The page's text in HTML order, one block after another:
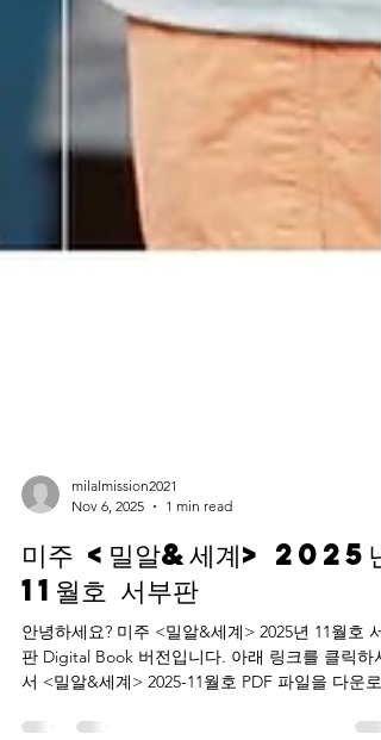
milalmission2021
Nov 6, 2025
1 min read
미주 <밀알&세계> 2025년
11월호 서부판
안녕하세요? 미주 <밀알&세계> 2025년 11월호 서